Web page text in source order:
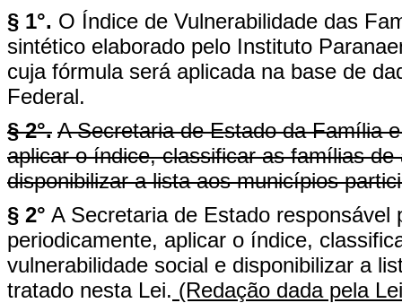
§ 1°. O Índice de Vulnerabilidade das
sintético elaborado pelo Instituto
cuja fórmula será aplicada na base de
Federal.
§ 2°. A Secretaria de Estado da Família
aplicar o índice, classificar as famílias
disponibilizar a lista aos municípios
§ 2° A Secretaria de Estado
periodicamente, aplicar o índice,
vulnerabilidade social e disponibilizar a
tratado nesta Lei. (Redação dada pela